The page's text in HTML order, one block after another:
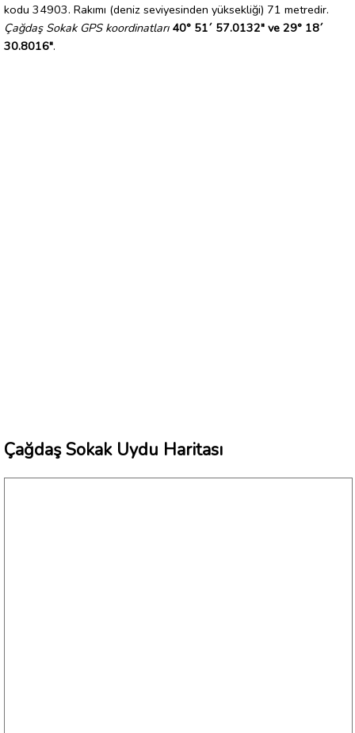
kodu 34903. Rakımı (deniz seviyesinden yüksekliği) 71 metredir.
Çağdaş Sokak GPS koordinatları 40° 51´ 57.0132" ve 29° 18´
30.8016".
Çağdaş Sokak Uydu Haritası